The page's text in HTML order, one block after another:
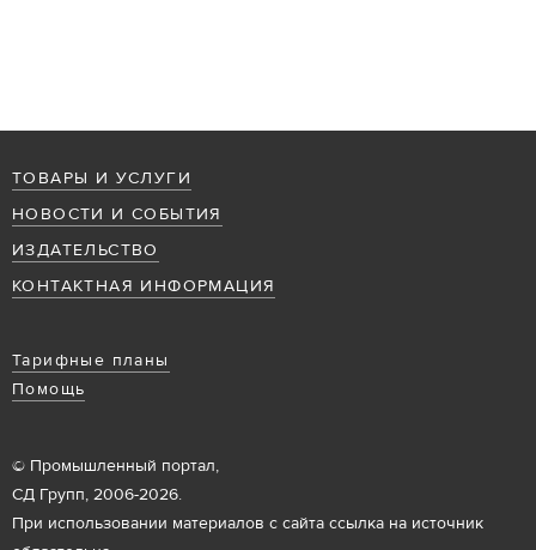
ТОВАРЫ И УСЛУГИ
НОВОСТИ И СОБЫТИЯ
ИЗДАТЕЛЬСТВО
КОНТАКТНАЯ ИНФОРМАЦИЯ
Тарифные планы
Помощь
© Промышленный портал,
СД Групп, 2006-2026.
При использовании материалов с сайта ссылка на источник